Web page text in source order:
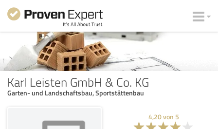
Karl Leisten GmbH & Co. KG
Garten- und Landschaftsbau, Sportstättenbau
4,20von 5